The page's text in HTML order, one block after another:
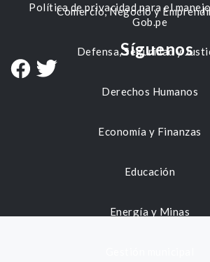
Comercio, Negocio y
Defensa, Seguridad y
Derechos Humanos
Economía y Finanzas
Educación
Energía y Minas
Política de privacidad para el
Gob.pe
Síguenos